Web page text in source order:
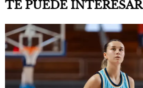
TE PUEDE INTERESAR